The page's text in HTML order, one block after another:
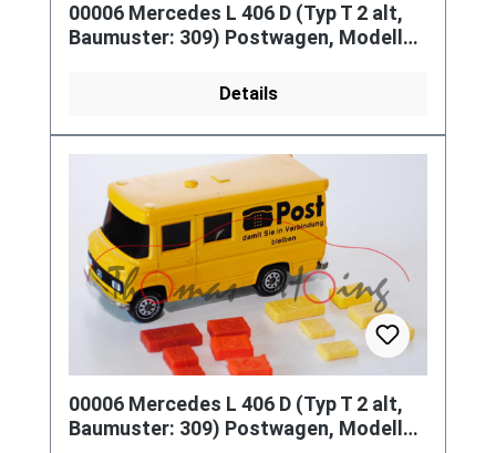
00006 Mercedes L 406 D (Typ T 2 alt,
Baumuster: 309) Postwagen, Modell
Details
00006 Mercedes L 406 D (Typ T 2 alt,
Baumuster: 309) Postwagen, Modell